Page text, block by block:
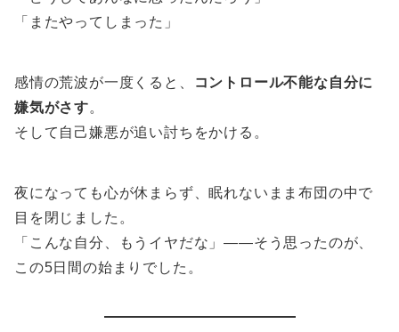
「またやってしまった」
感情の荒波が一度くると、
コントロール不能な自分に
嫌気がさす。
そして自己嫌悪が追い討ちをかける。
夜になっても心が休まらず、眠れないまま布団の中で
目を閉じました。
「こんな自分、もうイヤだな」――そう思ったのが、
この5日間の始まりでした。